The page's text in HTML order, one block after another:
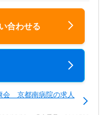
合わせる
会 京都南病院の求人